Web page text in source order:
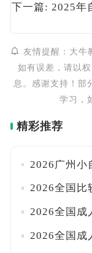
下一篇: 2025年
友情提醒：大牛
如有误差，请以
息。感谢支持！部
学习，
精彩推荐